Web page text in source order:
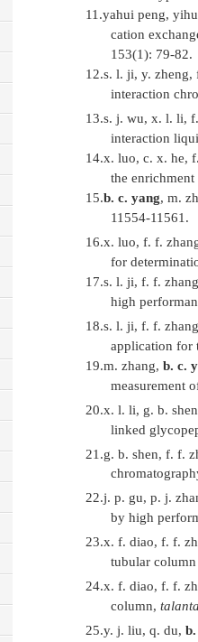
11.yahui peng,
cation
153(1): 79-82.
12.s. l. ji, y.
interaction
13.s. j. wu, x. l. li,
interaction
14.x. luo, c. x. he,
the
15.b. c. yang, m.
11554-11561.
16.x. luo, f. f.
for
17.s. l. ji, f. f.
high
18.s. l. ji, f. f. zhang
application for
19.m. zhang, b. c.
measurement
20.x. l. li, g. b.
linked
21.g. b. shen, f. f.
22.j. p. gu, p. j.
by high
23.x. f. diao, f. f.
tubular
24.x. f. diao, f. f.
column,
25.y. j. liu, q. du,